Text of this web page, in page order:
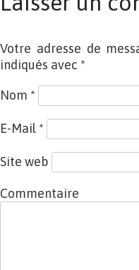
Votre adresse de
indiqués avec *
Nom *
E-Mail *
Site web
Commentaire